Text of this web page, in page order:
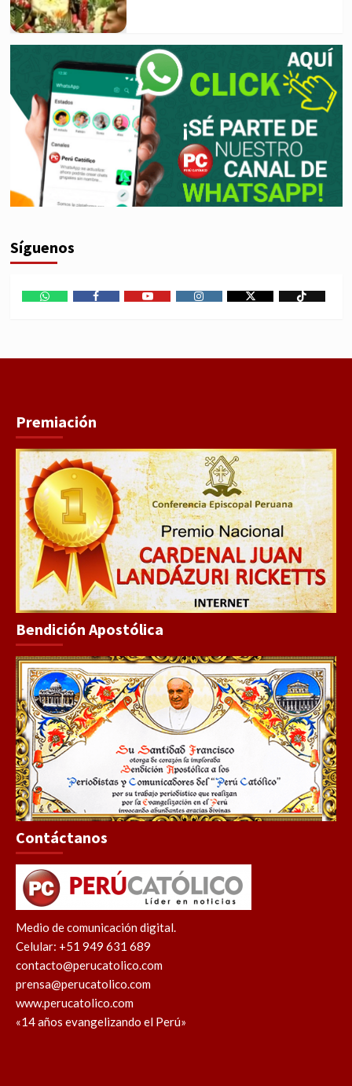
Síguenos
Premiación
Bendición Apostólica
Contáctanos
Medio de comunicación digital.
Celular: +51 949 631 689
contacto@perucatolico.com
prensa@perucatolico.com
www.perucatolico.com
«14 años evangelizando el Perú»